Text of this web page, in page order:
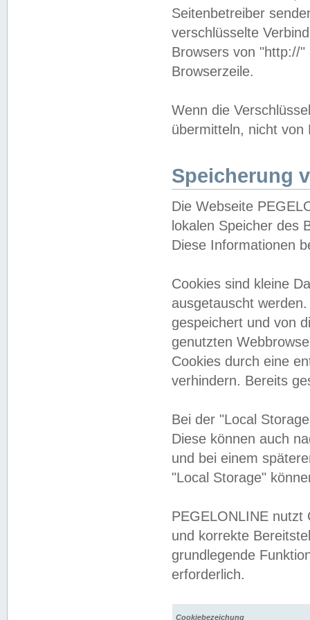
Seitenbetreiber
verschlüsselte
Browsers von "http://
Browserzeile.
Wenn die
übermitteln, nicht von
Speicherung
Die Webseite
lokalen Speicher des
Diese Informationen
Cookies sind kleine
ausgetauscht
gespeichert und von
genutzten
Cookies durch eine
verhindern. Bereits
Bei der "Local
Diese können auch
und bei einem
"Local Storage"
PEGELONLINE nutzt
und korrekte
grundlegende
erforderlich.
Cookiebezeichung